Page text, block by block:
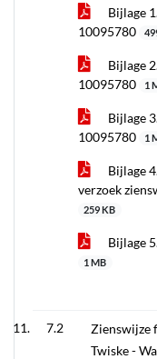
Bijlage
10095780
Bijlage
10095780
1
Bijlage
10095780
1
Bijlage
verzoek
259 KB
Bijlage
1 MB
7.2
Zienswijze
Twiske -